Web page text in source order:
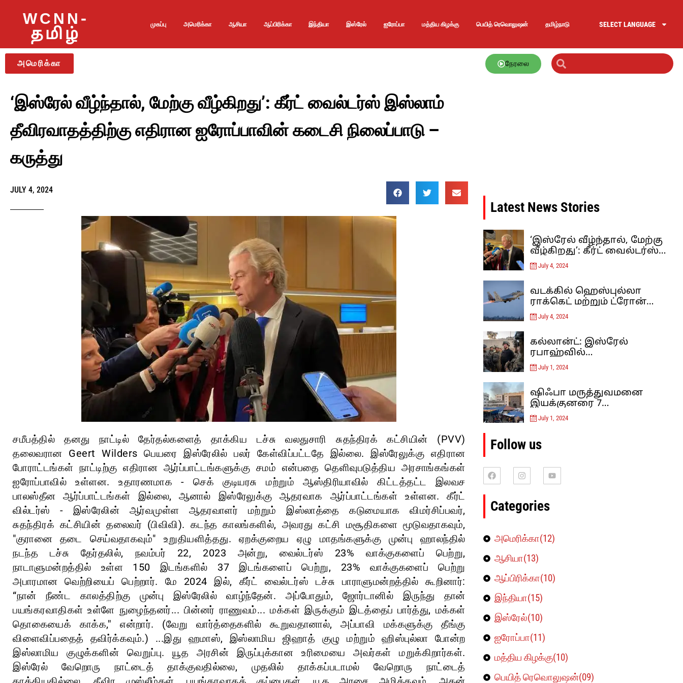
WCNN-
தமிழ்
முகப்பு அமெரிக்கா ஆசியா ஆப்பிரிக்கா இந்தியா இஸ்ரேல் ஐரோப்பா மத்திய கிழக்கு பெயித் ரெவொலுஷன் தமிழ்நாடு SELECT LANGUAGE
அமெரிக்கா நேரலை
‘இஸ்ரேல் வீழ்ந்தால், மேற்கு வீழ்கிறது’: கீர்ட் வைல்டர்ஸ் இஸ்லாம்
தீவிரவாதத்திற்கு எதிரான ஐரோப்பாவின் கடைசி நிலைப்பாடு –
கருத்து
JULY 4, 2024
சமீபத்தில் தனது நாட்டில் தேர்தல்களைத் தாக்கிய டச்சு வலதுசாரி சுதந்திரக் கட்சியின் (PVV)
தலைவரான Geert Wilders பெயரை இஸ்ரேலில் பலர் கேள்விப்பட்டதே இல்லை. இஸ்ரேலுக்கு எதிரான
போராட்டங்கள் நாட்டிற்கு எதிரான ஆர்ப்பாட்டங்களுக்கு சமம் என்பதை தெளிவுபடுத்திய அரசாங்கங்கள்
ஐரோப்பாவில் உள்ளன. உதாரணமாக - செக் குடியரசு மற்றும் ஆஸ்திரியாவில் கிட்டத்தட்ட இலவச
பாலஸ்தீன ஆர்ப்பாட்டங்கள் இல்லை, ஆனால் இஸ்ரேலுக்கு ஆதரவாக ஆர்ப்பாட்டங்கள் உள்ளன. கீர்ட்
வில்டர்ஸ் - இஸ்ரேலின் ஆர்வமுள்ள ஆதரவாளர் மற்றும் இஸ்லாத்தை கடுமையாக விமர்சிப்பவர்,
சுதந்திரக் கட்சியின் தலைவர் (பிவிவி). கடந்த காலங்களில், அவரது கட்சி மசூதிகளை மூடுவதாகவும்,
"குரானை தடை செய்வதாகவும்" உறுதியளித்தது. ஏறக்குறைய ஏழு மாதங்களுக்கு முன்பு ஹாலந்தில்
நடந்த டச்சு தேர்தலில், நவம்பர் 22, 2023 அன்று, வைல்டர்ஸ் 23% வாக்குகளைப் பெற்று,
நாடாளுமன்றத்தில் உள்ள 150 இடங்களில் 37 இடங்களைப் பெற்று, 23% வாக்குகளைப் பெற்று
அபாரமான வெற்றியைப் பெற்றார். மே 2024 இல், கீர்ட் வைல்டர்ஸ் டச்சு பாராளுமன்றத்தில் கூறினார்:
“நான் நீண்ட காலத்திற்கு முன்பு இஸ்ரேலில் வாழ்ந்தேன். அப்போதும், ஜோர்டானில் இருந்து தான்
பயங்கரவாதிகள் உள்ளே நுழைந்தனர்... பின்னர் ராணுவம்... மக்கள் இருக்கும் இடத்தைப் பார்த்து, மக்கள்
தொகையைக் காக்க,'' என்றார். (வேறு வார்த்தைகளில் கூறுவதானால், அப்பாவி மக்களுக்கு தீங்கு
விளைவிப்பதைத் தவிர்க்கவும்.) ...இது ஹமாஸ், இஸ்லாமிய ஜிஹாத் குழு மற்றும் ஹிஸ்புல்லா போன்ற
இஸ்லாமிய குழுக்களின் வெறுப்பு. யூத அரசின் இருப்புக்கான உரிமையை அவர்கள் மறுக்கிறார்கள்.
இஸ்ரேல் வேறொரு நாட்டைத் தாக்குவதில்லை, முதலில் தாக்கப்படாமல் வேறொரு நாட்டைத்
Latest News Stories
‘இஸ்ரேல் வீழ்ந்தால், மேற்கு
வீழ்கிறது’: கீர்ட் வைல்டர்ஸ்
இஸ்லாம் தீவிரவாதத்திற்கு
எதிரான ஐரோப்பாவின்
கடைசி நிலைப்பாடு – கருத்து
July 4, 2024
வடக்கில் ஹெஸ்புல்லா
ராக்கெட் மற்றும் ட்ரோன்
தாக்குதலுக்குப் பிறகு,
இஸ்ரேல் லெபனான் மீது
வான்வழித் தாக்குதல்களை
நடத்தியுள்ளது
July 4, 2024
கல்லான்ட்: இஸ்ரேல்
ரபாஹ்வில்
குறுக்குவழிகளைத் தடுத்து,
சுரங்கப்பாதைகளை
அழிப்பதன் மூலம் ஹமாஸை
மூச்சுத் திணற வைக்கிறது.
July 1, 2024
ஷிஃபா மருத்துவமனை
இயக்குனரை 7
மாதங்களுக்குப் பிறகு
இஸ்ரேல் விடுவித்தது
July 1, 2024
Follow us
Categories
அமெரிக்கா(12)
ஆசியா(13)
ஆப்பிரிக்கா(10)
இந்தியா(15)
இஸ்ரேல்(10)
ஐரோப்பா(11)
மத்திய கிழக்கு(10)
பெயித் ரெவொலுஷன்(09)